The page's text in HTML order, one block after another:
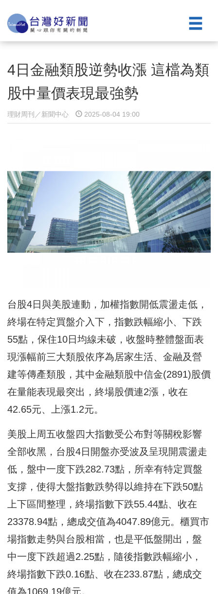
4日金融類股逆勢收漲 這檔為類
股中量價表現最強勢
理財周刊／新聞中心 2025-08-04 19:00
台股4日與美股連動，加權指數開低震盪走低，
終場在特定買盤介入下，指數跌幅縮小、下跌
55點，保住10日均線未破，收盤時整體盤面表
現漲幅前三大類股依序為居家生活、金融及營
建等傳產類股，其中金融類股中信金(2891)股價
在量能表現最突出，終場股價連2漲，收在
42.65元、上漲1.2元。
美股上周五收盤四大指數受公布對等關稅影響
全部收黑，台股4日開盤亦受波及呈現開震盪走
低，盤中一度下跌282.73點，所幸有特定買盤
支撐，使得大盤指數跌勢得以維持在下跌50點
上下區間整理，終場指數下跌55.44點、收在
23378.94點，總成交值為4047.89億元。櫃買市
場指數走勢與台股相當，也是平低盤開出，盤
中一度下跌超過2.25點，隨後指數跌幅縮小，
終場指數下跌0.16點、收在233.87點，總成交
值為1069.19億元。